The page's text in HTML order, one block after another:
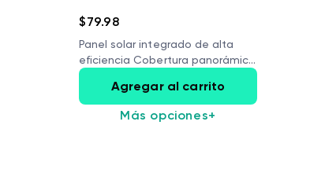
$79.98
Panel solar integrado de alta
eficiencia Cobertura panorámica
de 360°...
Agregar al carrito
Más opciones+